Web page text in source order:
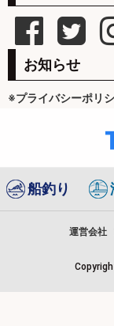
お知らせ
※プライバシーポリ
船釣り
運営会社